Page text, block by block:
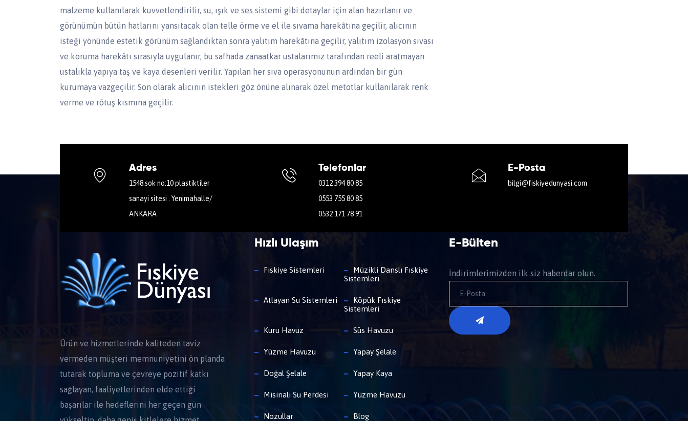
malzeme kullanılarak kuvvetlendirilir, su, ışık ve ses sistemi gibi detaylar için alan hazırlanır ve
görünümün bütün hatlarını yansıtacak olan telle örme ve el ile sıvama harekâtına geçilir, alıcının
isteği yönünde estetik görünüm sağlandıktan sonra yalıtım harekâtına geçilir, yalıtım izolasyon sıvası
ve koruma harekâtı sırasıyla uygulanır, bu safhada zanaatkar ustalarımız tarafından reeli aratmayan
ustalıkla yapıya taş ve kaya desenleri verilir. Yapılan her sıva operasyonunun ardından bir gün
kurumaya vazgeçilir. Son olarak alıcının istekleri göz önüne alınarak özel metotlar kullanılarak renk
verme ve rötuş kısmına geçilir.
Adres
1548.sok no:10 plastiktiler
sanayi sitesi . Yenimahalle/
ANKARA
Telefonlar
0312 394 80 85
0553 755 80 85
0532 171 78 91
E-Posta
bilgi@fiskiyedunyasi.com
Ürün ve hizmetlerinde kaliteden taviz
vermeden müşteri memnuniyetini ön planda
tutarak topluma ve çevreye pozitif katkı
sağlayan, faaliyetlerinden elde ettiği
başarılar ile hedeflerini her geçen gün
Hızlı Ulaşım
Fıskiye Sistemleri
Müzikli Danslı Fıskiye
Sistemleri
Atlayan Su Sistemleri
Köpük Fıskiye
Sistemleri
Kuru Havuz Süs Havuzu
Yüzme Havuzu Yapay Şelale
Doğal Şelale Yapay Kaya
Misinalı Su Perdesi Yüzme Havuzu
Nozullar Blog
E-Bülten
İndirimlerimizden ilk siz haberdar olun.